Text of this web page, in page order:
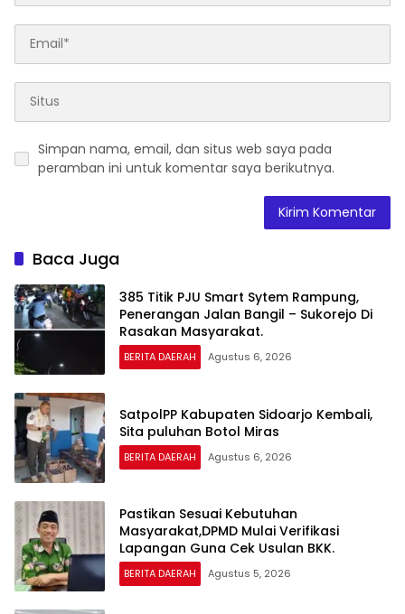
Simpan nama, email, dan situs web saya pada
peramban ini untuk komentar saya berikutnya.
Baca Juga
385 Titik PJU Smart Sytem Rampung,
Penerangan Jalan Bangil – Sukorejo Di
Rasakan Masyarakat.
BERITA DAERAH Agustus 6, 2026
SatpolPP Kabupaten Sidoarjo Kembali,
Sita puluhan Botol Miras
BERITA DAERAH Agustus 6, 2026
Pastikan Sesuai Kebutuhan
Masyarakat,DPMD Mulai Verifikasi
Lapangan Guna Cek Usulan BKK.
BERITA DAERAH Agustus 5, 2026